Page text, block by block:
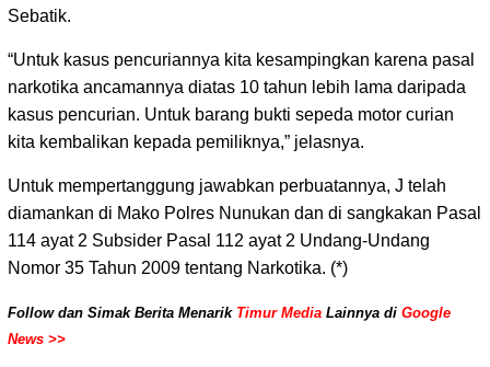
Sebatik.
‎“Untuk kasus pencuriannya kita kesampingkan karena pasal
narkotika ancamannya diatas 10 tahun lebih lama daripada
kasus pencurian. Untuk barang bukti sepeda motor curian
kita kembalikan kepada pemiliknya,” jelasnya.
‎Untuk mempertanggung jawabkan perbuatannya, J telah
diamankan di Mako Polres Nunukan dan di sangkakan Pasal
114 ayat 2 Subsider Pasal 112 ayat 2 Undang-Undang
Nomor 35 Tahun 2009 tentang Narkotika. (*)
Follow dan Simak Berita Menarik Timur Media Lainnya di Google
News >>